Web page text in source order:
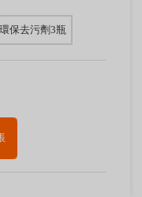
保去污劑3瓶